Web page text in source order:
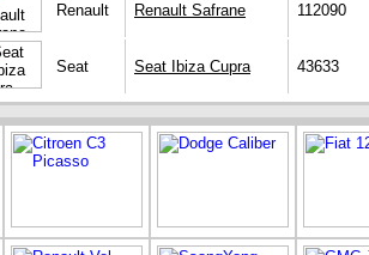
Renault Renault Safrane 112090
Seat Seat Ibiza Cupra 43633